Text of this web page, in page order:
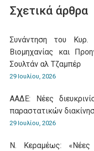
Σχετικά άρθρα
Συνάντηση του
Βιομηχανίας και
Σουλτάν αλ Τζαμπέρ
29 Ιουλίου, 2026
ΑΑΔΕ: Νέες
παραστατικών
29 Ιουλίου, 2026
Ν. Κεραμέως: «Νέες